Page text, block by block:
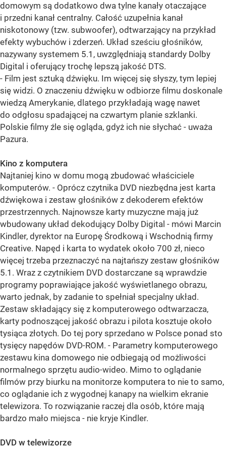
domowym są dodatkowo dwa tylne kanały otaczające
i przedni kanał centralny. Całość uzupełnia kanał
niskotonowy (tzw. subwoofer), odtwarzający na przykład
efekty wybuchów i zderzeń. Układ sześciu głośników,
nazywany systemem 5.1, uwzględniają standardy Dolby
Digital i oferujący trochę lepszą jakość DTS.
- Film jest sztuką dźwięku. Im więcej się słyszy, tym lepiej
się widzi. O znaczeniu dźwięku w odbiorze filmu doskonale
wiedzą Amerykanie, dlatego przykładają wagę nawet
do odgłosu spadającej na czwartym planie szklanki.
Polskie filmy źle się ogląda, gdyż ich nie słychać - uważa
Pazura.
Kino z komputera
Najtaniej kino w domu mogą zbudować właściciele
komputerów. - Oprócz czytnika DVD niezbędna jest karta
dźwiękowa i zestaw głośników z dekoderem efektów
przestrzennych. Najnowsze karty muzyczne mają już
wbudowany układ dekodujący Dolby Digital - mówi Marcin
Kindler, dyrektor na Europę Środkową i Wschodnią firmy
Creative. Napęd i karta to wydatek około 700 zł, nieco
więcej trzeba przeznaczyć na najtańszy zestaw głośników
5.1. Wraz z czytnikiem DVD dostarczane są wprawdzie
programy poprawiające jakość wyświetlanego obrazu,
warto jednak, by zadanie to spełniał specjalny układ.
Zestaw składający się z komputerowego odtwarzacza,
karty podnoszącej jakość obrazu i pilota kosztuje około
tysiąca złotych. Do tej pory sprzedano w Polsce ponad sto
tysięcy napędów DVD-ROM. - Parametry komputerowego
zestawu kina domowego nie odbiegają od możliwości
normalnego sprzętu audio-wideo. Mimo to oglądanie
filmów przy biurku na monitorze komputera to nie to samo,
co oglądanie ich z wygodnej kanapy na wielkim ekranie
telewizora. To rozwiązanie raczej dla osób, które mają
bardzo mało miejsca - nie kryje Kindler.
DVD w telewizorze